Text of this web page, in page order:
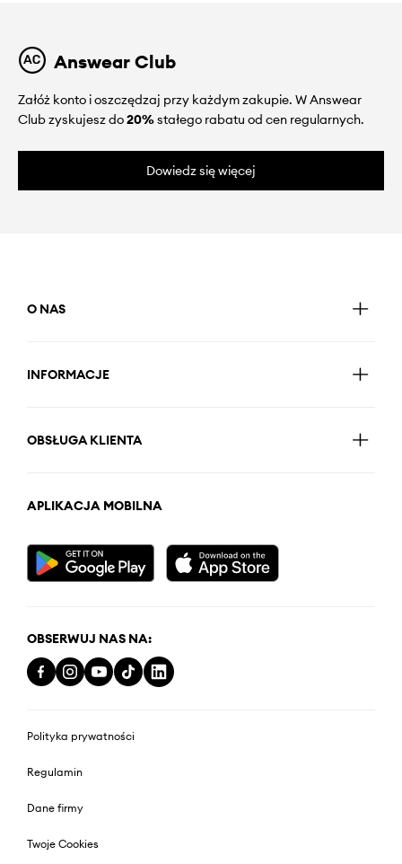
Answear Club
Załóż konto i oszczędzaj przy każdym zakupie. W Answear
Club zyskujesz do20%stałego rabatu od cen regularnych.
Dowiedz się więcej
O NAS
INFORMACJE
OBSŁUGA KLIENTA
APLIKACJA MOBILNA
OBSERWUJ NAS NA:
Polityka prywatności
Regulamin
Dane firmy
Twoje Cookies